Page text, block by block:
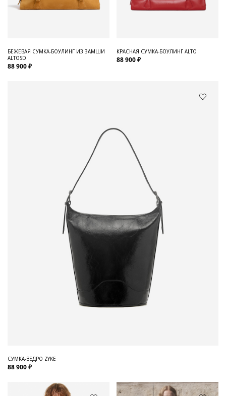
БЕЖЕВАЯ СУМКА-БОУЛИНГ ИЗ ЗАМШИ
ALTOSD
88 900 ₽
КРАСНАЯ СУМКА-БОУЛИНГ ALTO
88 900 ₽
СУМКА-ВЕДРО ZYKE
88 900 ₽